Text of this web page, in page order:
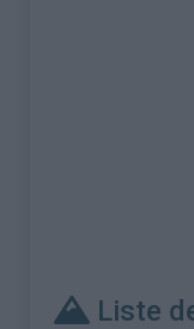
Liste